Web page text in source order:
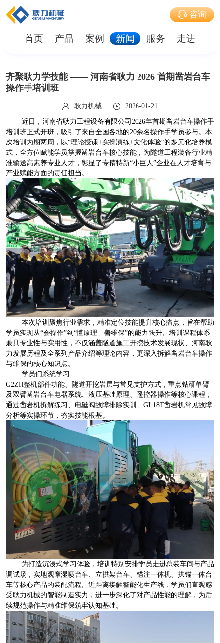
咨询
首页 产品 案例 新闻 服务 走进
齐聚耿力学技能 —— 河南省耿力 2026 首期凿岩台车
操作手培训班
耿力机械
2026-01-21
近日，河南省耿力工程设备有限公司2026年首期凿岩台车操作手
培训班正式开班，吸引了来自全国各地的20余名操作手学员参与。本
次培训为期两周，以“理论授课+实操演练+文化体验”的多元化培养模
式，全方位赋能学员掌握凿岩台车核心技能，为隧道工程装备行业精
准输送高素养专业人才，彰显了专精特新“小巨人”企业在人才培育与
产业赋能方面的责任担当。
本次培训聚焦行业需求，精准定位技能提升核心痛点，旨在帮助
学员实现从“会操作”到“懂原理、善维保”的能力跃升。培训课程体系
兼具专业性与实用性，不仅涵盖隧道施工开挖技术发展现状、河南耿
力发展历程及全系列产品介绍等理论内容，更深入拆解凿岩台车操作
与维保的核心知识点。
学员们系统学习
G2ZH整机部件功能、隧道开挖岩层与常见支护方式，重点钻研单臂
及双臂凿岩台车电器系统、液压基础原理、遥控器操作等核心课程，
通过凿岩机拆解练习、电磁阀故障排除实训、GL18T凿岩机常见故障
分析等实操环节，夯实技能根基。
为打造沉浸式学习体验，培训特别安排学员走进总装车间与产品
调试场，实地观摩湿喷台车、立拱架台车、锚注一体机、拱锚一体台
车等核心产品的装配流程。近距离接触智能化生产线，学员们直观感
受耿力机械的智能制造实力，进一步深化了对产品性能的理解，为后
续规范操作与精准维保筑牢认知基础。